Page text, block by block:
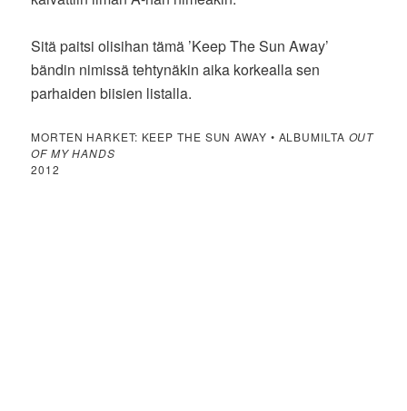
Sitä paitsi olisihan tämä ’Keep The Sun Away’
bändin nimissä tehtynäkin aika korkealla sen
parhaiden biisien listalla.
MORTEN HARKET: KEEP THE SUN AWAY • ALBUMILTA OUT
OF MY HANDS
2012